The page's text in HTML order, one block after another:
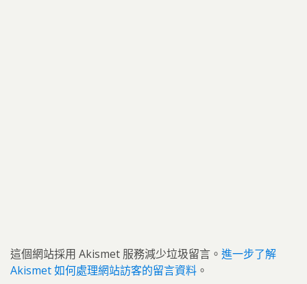
這個網站採用 Akismet 服務減少垃圾留言。 進一步了解
Akismet 如何處理網站訪客的留言資料 。